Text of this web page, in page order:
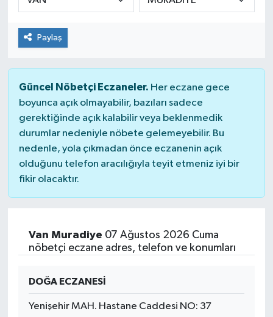
Paylaş
Güncel Nöbetçi Eczaneler. Her eczane gece
boyunca açık olmayabilir, bazıları sadece
gerektiğinde açık kalabilir veya beklenmedik
durumlar nedeniyle nöbete gelemeyebilir. Bu
nedenle, yola çıkmadan önce eczanenin açık
olduğunu telefon aracılığıyla teyit etmeniz iyi bir
fikir olacaktır.
Van Muradiye 07 Ağustos 2026 Cuma
nöbetçi eczane adres, telefon ve konumları
DOĞA ECZANESİ
Yenişehir MAH. Hastane Caddesi NO: 37